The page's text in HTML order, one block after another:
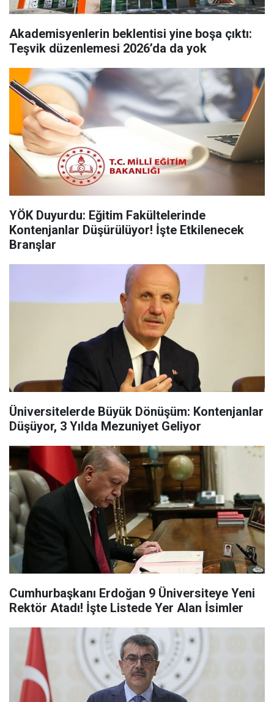
Akademisyenlerin beklentisi yine boşa çıktı:
Teşvik düzenlemesi 2026’da da yok
YÖK Duyurdu: Eğitim Fakültelerinde
Kontenjanlar Düşürülüyor! İşte Etkilenecek
Branşlar
Üniversitelerde Büyük Dönüşüm: Kontenjanlar
Düşüyor, 3 Yılda Mezuniyet Geliyor
Cumhurbaşkanı Erdoğan 9 Üniversiteye Yeni
Rektör Atadı! İşte Listede Yer Alan İsimler